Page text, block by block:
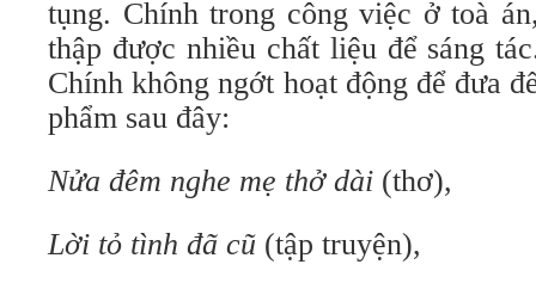
tụng. Chính trong công việc ở toà
thập được nhiều chất liệu để sáng
Chính không ngớt hoạt động để đưa
phẩm sau đây:
Nửa đêm nghe mẹ thở dài (thơ),
Lời tỏ tình đã cũ (tập truyện),